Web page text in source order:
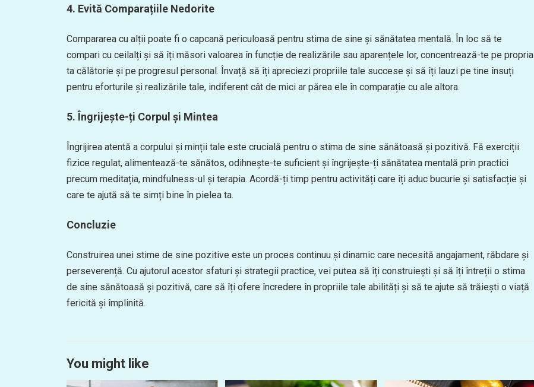
4. Evită Comparațiile Nedorite
Compararea cu alții poate fi o capcană periculoasă pentru stima de sine și sănătatea mentală. În loc să te
compari cu ceilalți și să îți măsori valoarea în funcție de realizările sau aparențele lor, concentrează-te pe propria
ta călătorie și pe progresul personal. Învață să îți apreciezi propriile tale succese și să îți lauzi pe tine însuți
pentru eforturile și realizările tale, indiferent cât de mici ar părea ele în comparație cu ale altora.
5. Îngrijește-ți Corpul și Mintea
Îngrijirea atentă a corpului și minții tale este crucială pentru o stima de sine sănătoasă și pozitivă. Fă exerciții
fizice regulat, alimentează-te sănătos, odihnește-te suficient și îngrijește-ți sănătatea mentală prin practici
precum meditația, mindfulness-ul și terapia. Acordă-ți timp pentru activități care îți aduc bucurie și satisfacție și
care te ajută să te simți bine în pielea ta.
Concluzie
Construirea unei stime de sine pozitive este un proces continuu și dinamic care necesită angajament, răbdare și
perseverență. Cu ajutorul acestor sfaturi și strategii practice, vei putea să îți construiești și să îți întreții o stima
de sine sănătoasă și pozitivă, care să îți ofere încredere în propriile tale abilități și să te ajute să trăiești o viață
fericită și împlinită.
You might like